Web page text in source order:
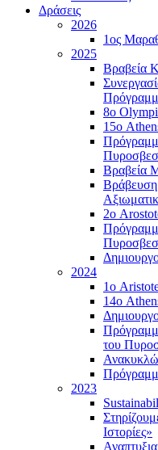
Δράσεις
2026
1ος
2025
Βραβεία
8ο
15ο
Βραβεία
Βράβευση
2ο
2024
1ο
14ο
του
2023
Ιστορίες»